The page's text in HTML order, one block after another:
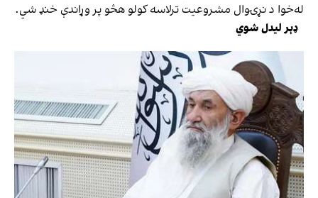
له‌خوا د نړۍوال مشروعیت ترلاسه کولو هڅو پر وړاندې خنډ شي.
ډېر لیدل شوي